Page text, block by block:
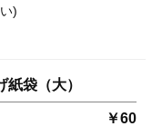
)
紙袋（大）
￥60